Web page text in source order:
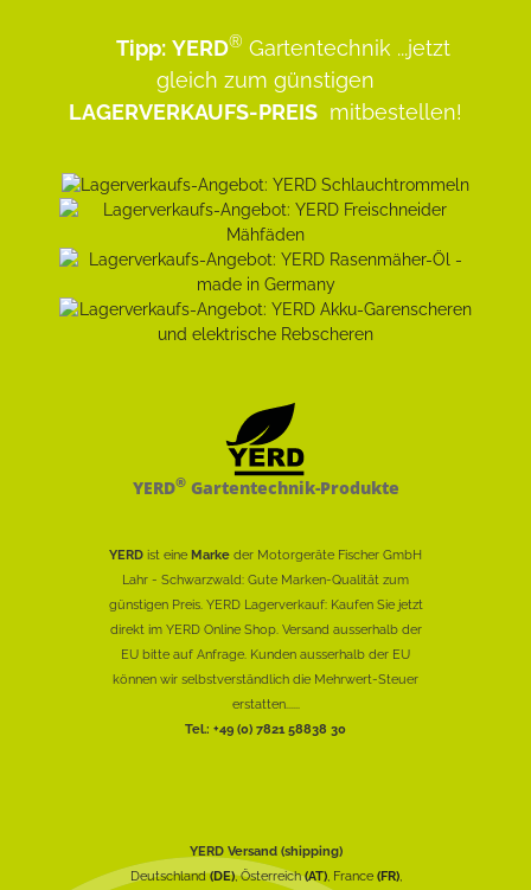
Tipp: YERD® Gartentechnik ...jetzt
gleich zum günstigen
LAGERVERKAUFS-PREIS mitbestellen!
YERD®Gartentechnik-Produkte
YERD ist eine Marke der Motorgeräte Fischer GmbH
Lahr - Schwarzwald: Gute Marken-Qualität zum
günstigen Preis. YERD Lagerverkauf: Kaufen Sie jetzt
direkt im YERD Online Shop. Versand ausserhalb der
EU bitte auf Anfrage. Kunden ausserhalb der EU
können wir selbstverständlich die Mehrwert-Steuer
erstatten......
Tel.: +49 (0) 7821 58838 30
YERD Versand (shipping)
Deutschland(DE), Österreich(AT), France (FR),